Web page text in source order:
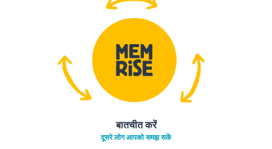
बातचीत करें
दूसरे लोग आपको समझ सकें